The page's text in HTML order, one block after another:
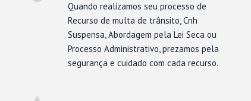
Quando realizamos seu processo de
Recurso de multa de trânsito, Cnh
Suspensa, Abordagem pela Lei Seca ou
Processo Administrativo, prezamos pela
segurança e cuidado com cada recurso.